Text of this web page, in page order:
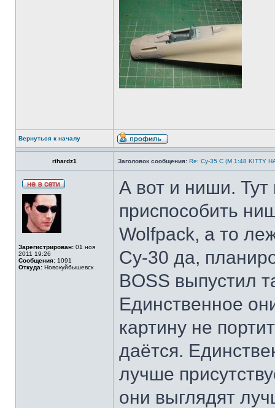
Вернуться к началу
rihardz1 Заголовок сообщения: Re: Су-35 С (М 1:48 KITTY
Зарегистрирован: 01 ноя
2011 19:26
Сообщения: 1091
Откуда: Новокуйбышевск
А вот и ниши.
приспособить
Wolfpack, а то
Су-30 да,
BOSS выпустил
Единственное
картину не
даётся.
лучше
они выглядят